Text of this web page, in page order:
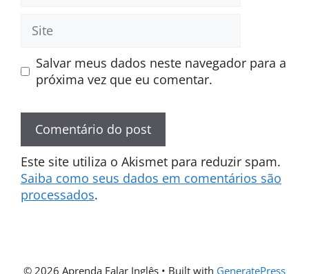
Site
Salvar meus dados neste navegador para a
próxima vez que eu comentar.
Este site utiliza o Akismet para reduzir spam.
Saiba como seus dados em comentários são
processados.
© 2026 Aprenda Falar Inglês • Built with GeneratePress